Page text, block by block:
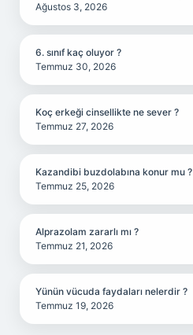
Ağustos 3, 2026
6. sınıf kaç oluyor ?
Temmuz 30, 2026
Koç erkeği cinsellikte ne sever ?
Temmuz 27, 2026
Kazandibi buzdolabına konur mu ?
Temmuz 25, 2026
Alprazolam zararlı mı ?
Temmuz 21, 2026
Yünün vücuda faydaları nelerdir ?
Temmuz 19, 2026